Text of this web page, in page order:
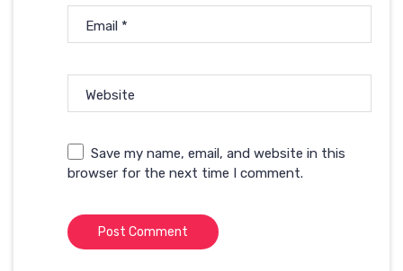
Email *
Website
Save my name, email, and website in this
browser for the next time I comment.